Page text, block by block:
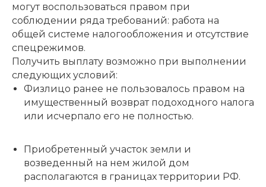
могут воспользоваться правом при
соблюдении ряда требований: работа на
общей системе налогообложения и отсутствие
спецрежимов.
Получить выплату возможно при выполнении
следующих условий:
Физлицо ранее не пользовалось правом на
имущественный возврат подоходного налога
или исчерпало его не полностью.
Приобретенный участок земли и
возведенный на нем жилой дом
располагаются в границах территории РФ.